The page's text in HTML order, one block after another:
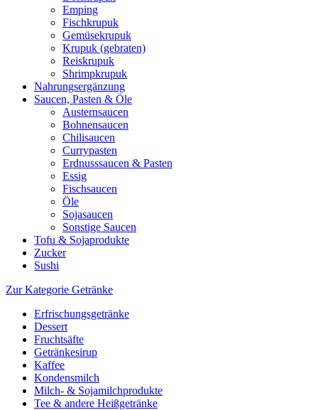
Emping
Fischkrupuk
Gemüsekrupuk
Krupuk (gebraten)
Reiskrupuk
Shrimpkrupuk
Nahrungsergänzung
Saucen, Pasten & Öle
Austernsaucen
Bohnensaucen
Chilisaucen
Currypasten
Erdnusssaucen & Pasten
Essig
Fischsaucen
Öle
Sojasaucen
Sonstige Saucen
Tofu & Sojaprodukte
Zucker
Sushi
Zur Kategorie Getränke
Erfrischungsgetränke
Dessert
Fruchtsäfte
Getränkesirup
Kaffee
Kondensmilch
Milch- & Sojamilchprodukte
Tee & andere Heißgetränke